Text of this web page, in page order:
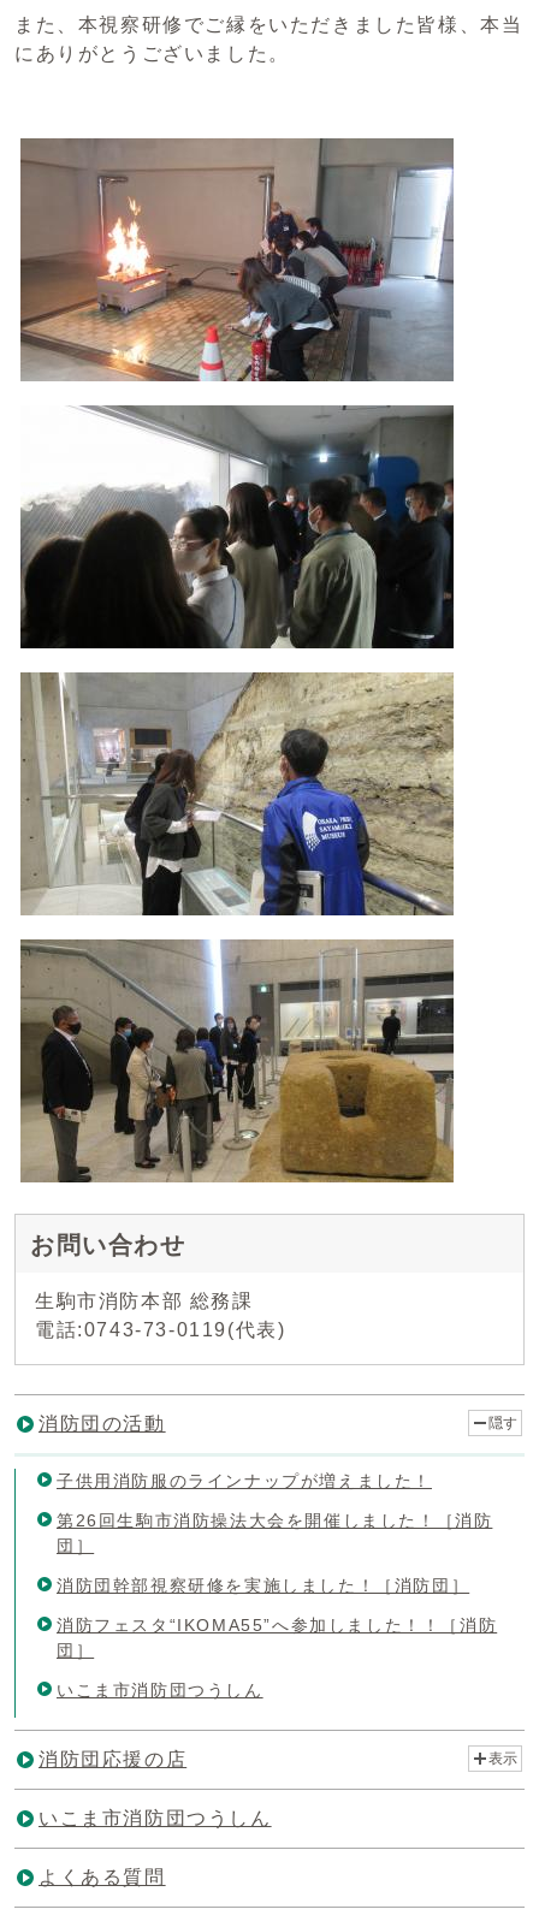
また、本視察研修でご縁をいただきました皆様、本当
にありがとうございました。
お問い合わせ
生駒市消防本部 総務課
電話:0743-73-0119(代表)
消防団の活動 隠す
子供用消防服のラインナップが増えました！
第26回生駒市消防操法大会を開催しました！［消防
団］
消防団幹部視察研修を実施しました！［消防団］
消防フェスタ“IKOMA55”へ参加しました！！［消防
団］
いこま市消防団つうしん
消防団応援の店 表示
いこま市消防団つうしん
よくある質問